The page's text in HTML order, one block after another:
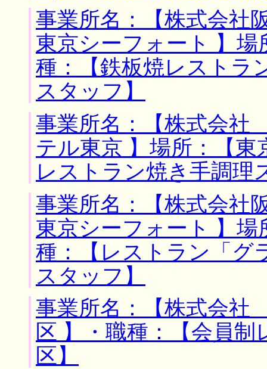
事業所名：【株式会社
東京シーフォート 】場
種：【鉄板焼レストラ
スタッフ】
事業所名：【株式会
テル東京 】場所：【東
レストラン焼き手調理
事業所名：【株式会社
東京シーフォート 】場
種：【レストラン「グ
スタッフ】
事業所名：【株式会
区 】・職種：【会員
区】